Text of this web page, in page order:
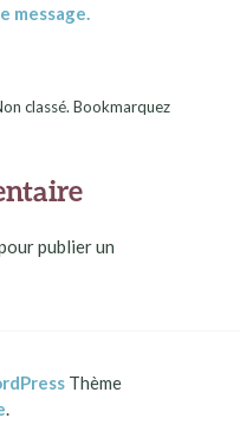
message.
classé. Bookmarquez
publier un
Thème
.